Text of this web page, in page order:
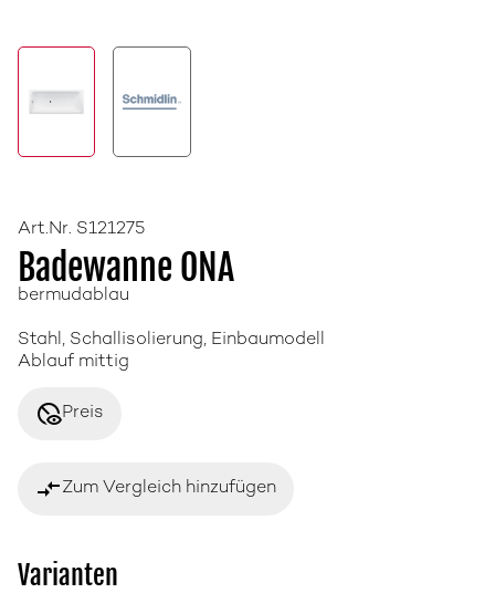
Art.Nr. S121275
Badewanne ONA
bermudablau
Stahl, Schallisolierung, Einbaumodell
Ablauf mittig
disabled_visiblePreis
compare_arrowsZum Vergleich hinzufügen
Varianten